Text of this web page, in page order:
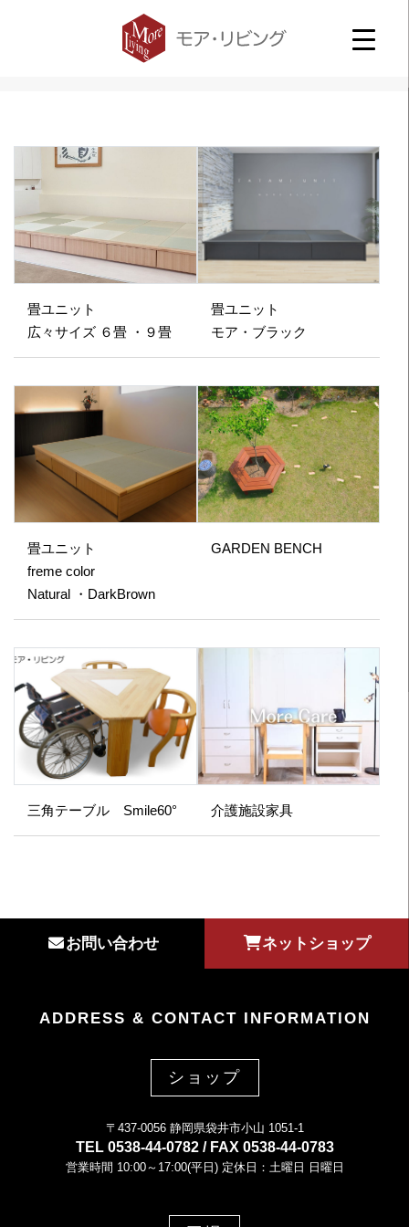
畳ユニット
広々サイズ ６畳 ・９畳
畳ユニット
モア・ブラック
畳ユニット
freme color
Natural ・DarkBrown
GARDEN BENCH
三角テーブル Smile60° 介護施設家具
お問い合わせ ネットショップ
ADDRESS & CONTACT INFORMATION
ショップ
〒437-0056 静岡県袋井市小山 1051-1
TEL 0538-44-0782 / FAX 0538-44-0783
営業時間 10:00～17:00(平日) 定休日：土曜日 日曜日